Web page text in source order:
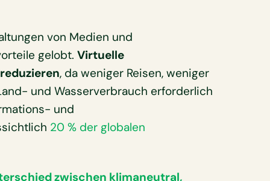
von Medien und
gelobt. Virtuelle
, da weniger Reisen, weniger
und Wasserverbrauch erforderlich
und
20 % der globalen
zwischen klimaneutral,